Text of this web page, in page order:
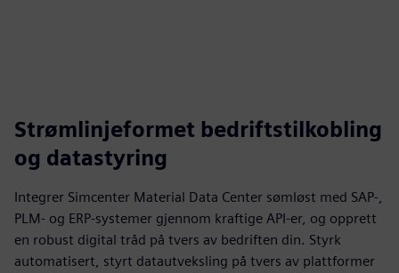
Strømlinjeformet bedriftstilkobling
og datastyring
Integrer Simcenter Material Data Center sømløst med SAP-,
PLM- og ERP-systemer gjennom kraftige API-er, og opprett
en robust digital tråd på tvers av bedriften din. Styrk
automatisert, styrt datautveksling på tvers av plattformer